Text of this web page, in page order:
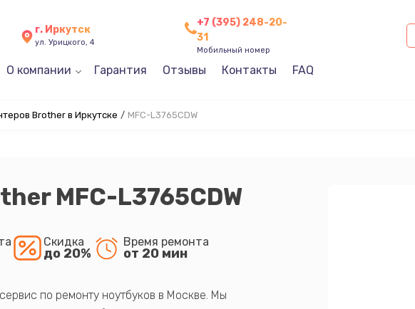
г. Иркутск
ул. Урицкого, 4
+7 (395) 248-20-
31
Мобильный номер
О компании Гарантия Отзывы Контакты FAQ
Brother в Иркутске / MFC-L3765CDW
MFC-L3765CDW
Скидка
до 20%
Время ремонта
от 20 мин
по ремонту ноутбуков в Москве. Мы